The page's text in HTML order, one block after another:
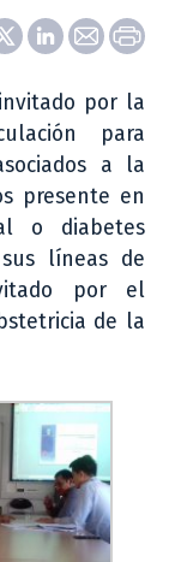
por la
para
a la
presente en
o diabetes
líneas de
por el
de la